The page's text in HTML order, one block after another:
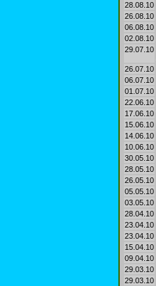
28.08.10
26.08.10
06.08.10
02.08.10
29.07.10
26.07.10
06.07.10
01.07.10
22.06.10
17.06.10
15.06.10
14.06.10
10.06.10
30.05.10
28.05.10
26.05.10
05.05.10
03.05.10
28.04.10
23.04.10
23.04.10
15.04.10
09.04.10
29.03.10
29.03.10